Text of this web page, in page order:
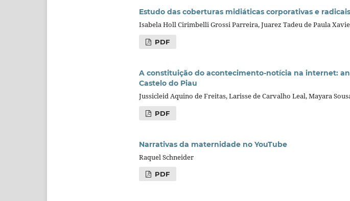
Estudo das coberturas midiáticas corporativas e
Isabela Holl Cirimbelli Grossi Parreira, Juarez Tadeu de Paula
PDF
A constituição do acontecimento-notícia na internet:
Castelo do Piau
Jussicleid Aquino de Freitas, Larisse de Carvalho Leal, Mayara
PDF
Narrativas da maternidade no YouTube
Raquel Schneider
PDF